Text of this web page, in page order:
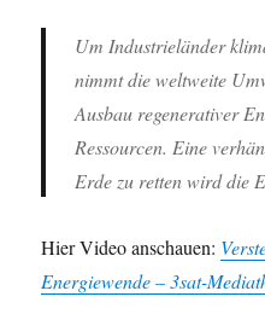
Um Industrieländer
nimmt die weltweite
Ausbau regenerativer
Ressourcen. Eine
Erde zu retten wird die
Hier Video anschauen:
Energiewende – 3sat-